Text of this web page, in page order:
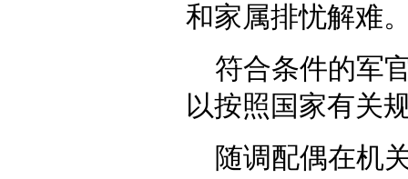
和家属排忧解难
符合条件的军
以按照国家有关
随调配偶在机